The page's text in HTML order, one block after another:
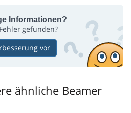
Informationen?
gefunden?
vor
ähnliche Beamer